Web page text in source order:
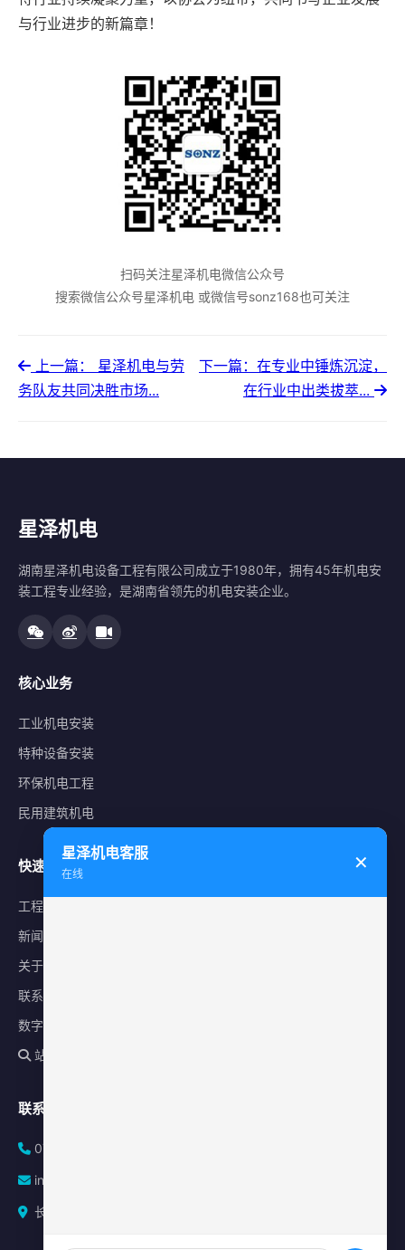
与行业进步的新篇章！
扫码关注星泽机电微信公众号
搜索微信公众号星泽机电 或微信号sonz168也可关注
上一篇： 星泽机电与劳
务队友共同决胜市场​...
下一篇：在专业中锤炼沉淀，
在行业中出类拔萃...
星泽机电
湖南星泽机电设备工程有限公司成立于1980年，拥有45年机电安
装工程专业经验，是湖南省领先的机电安装企业。
核心业务
工业机电安装
特种设备安装
环保机电工程
民用建筑机电
快速导航
工程案例
新闻中心
关于星泽
联系我们
数字化平台
站内搜索
联系方式
0731-84010225
info@sonz.cn
长沙县泉塘街道新长海广场写字楼A座2501室
星泽机电客服
在线
✕